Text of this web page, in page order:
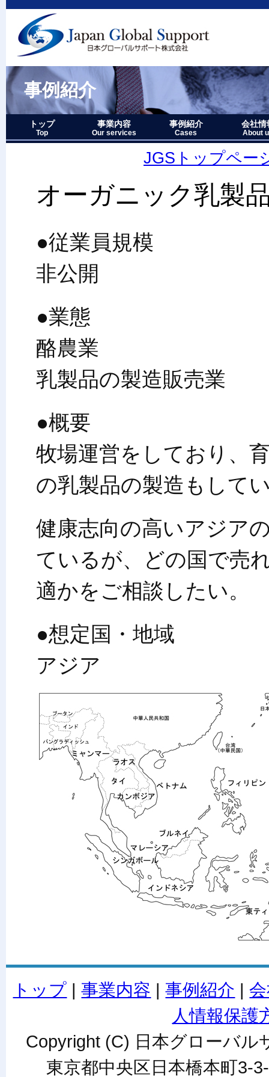
事例紹介
トップ
Top
事業内容
Our services
事業内容－三つの柱
1.グローバルサポート
2.人財育成サポート
3.マーケティングサポート
事例紹介
Cases
事例紹介－全件表示
アジア・オセアニア地域
北中南米地域
ヨーロッパ地域
中近東・アフリカ地域
その他複合地域
会社情
About
会社情報
アクセス
沿革
企業理念
代表者略歴
経営七か条
当社のロ
JGSトップペー
オーガニック乳製
●従業員規模
非公開
●業態
酪農業
乳製品の製造販売業
●概要
牧場運営をしており、
の乳製品の製造もして
健康志向の高いアジア
ているが、どの国で売
適かをご相談したい。
●想定国・地域
アジア
トップ |事業内容 |事例紹介 |
人情報保護
Copyright (C) 日本グローバル
東京都中央区日本橋本町3-